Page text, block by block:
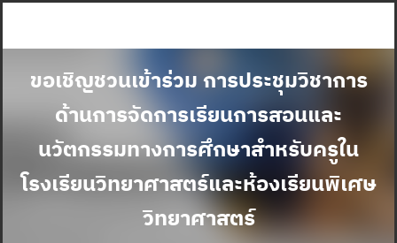
ขอเชิญชวนเข้าร่วม การประชุมวิชาการ
ด้านการจัดการเรียนการสอนและ
นวัตกรรมทางการศึกษาสำหรับครูใน
โรงเรียนวิทยาศาสตร์และห้องเรียนพิเศษ
วิทยาศาสตร์